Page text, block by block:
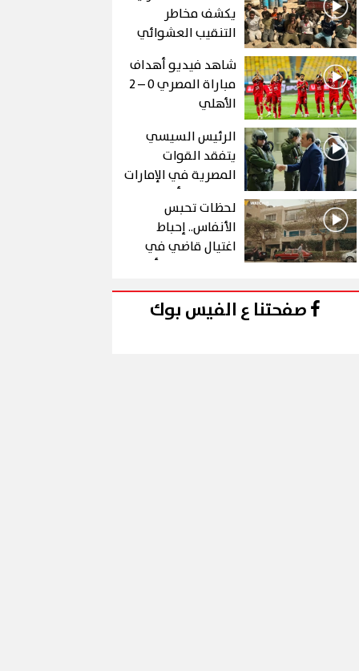
يكشف مخاطر
التنقيب العشوائي
عن الذهب في "درع
الجنوب"
شاهد فيديو أهداف
مباراة المصري 0 – 2
الأهلي
الرئيس السيسي
يتفقد القوات
المصرية في الإمارات
خلال زيارة أخوية
لحظات تحبس
الأنفاس.. إحباط
اغتيال قاضي في
الحلقة 10 من رأس
صفحتنا ع الفيس بوك